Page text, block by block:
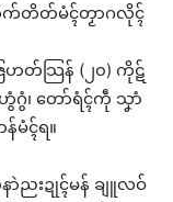
က်တိတ်မံၚ်တၟာဂလိုၚ်
တ်သြန် (၂၀) ကိုဋ်
ဂွံ၊ တော်ရံၚ်ကဵု သၞာံ
ၚ်ရ။
ညးဍုၚ်မန် ချူလဝ်